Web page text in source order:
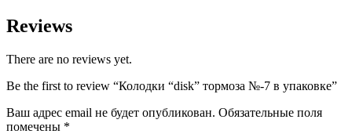
Reviews
There are no reviews yet.
Be the first to review “Колодки “disk” тормоза №-7 в упаковке”
Ваш адрес email не будет опубликован. Обязательные поля
помечены *